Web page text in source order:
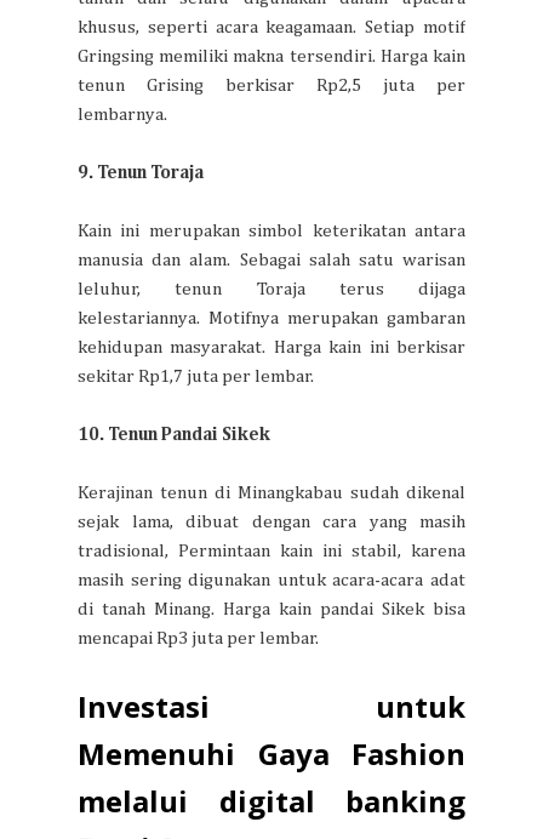
khusus, seperti acara keagamaan. Setiap motif
Gringsing memiliki makna tersendiri. Harga kain
tenun Grising berkisar Rp2,5 juta per
lembarnya.
9. Tenun Toraja
Kain ini merupakan simbol keterikatan antara
manusia dan alam. Sebagai salah satu warisan
leluhur, tenun Toraja terus dijaga
kelestariannya. Motifnya merupakan gambaran
kehidupan masyarakat. Harga kain ini berkisar
sekitar Rp1,7 juta per lembar.
10. Tenun Pandai Sikek
Kerajinan tenun di Minangkabau sudah dikenal
sejak lama, dibuat dengan cara yang masih
tradisional, Permintaan kain ini stabil, karena
masih sering digunakan untuk acara-acara adat
di tanah Minang. Harga kain pandai Sikek bisa
mencapai Rp3 juta per lembar.
Investasi untuk
Memenuhi Gaya Fashion
melalui digital banking